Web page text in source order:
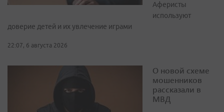
Аферисты
используют
доверие детей и их увлечение играми
22:07, 6 августа 2026
О новой схеме
мошенников
рассказали в
МВД